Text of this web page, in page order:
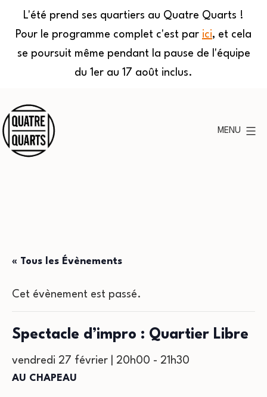
L'été prend ses quartiers au Quatre Quarts !
Pour le programme complet c'est par ici, et cela
se poursuit même pendant la pause de l'équipe
du 1er au 17 août inclus.
au
contenu
MENU
« Tous les Évènements
Cet évènement est passé.
Spectacle d’impro : Quartier Libre
vendredi 27 février | 20h00 - 21h30
AU CHAPEAU